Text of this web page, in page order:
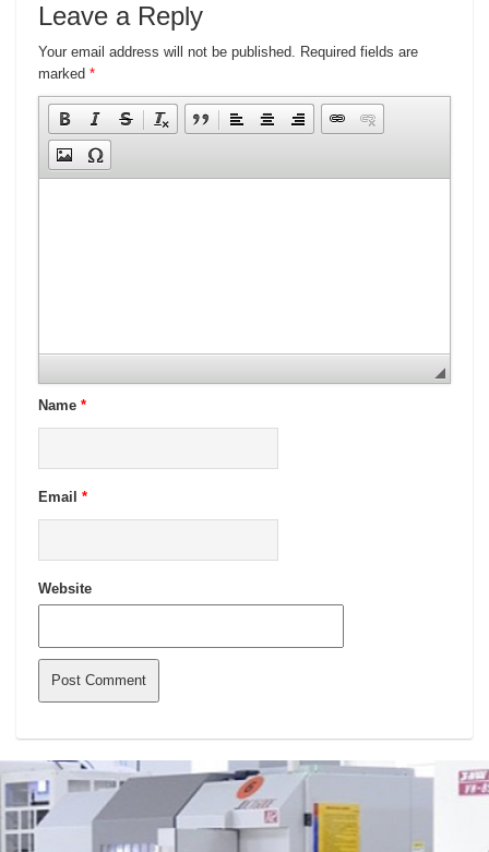
Leave a Reply
Your email address will not be published. Required fields are
marked *
Name *
Email *
Website